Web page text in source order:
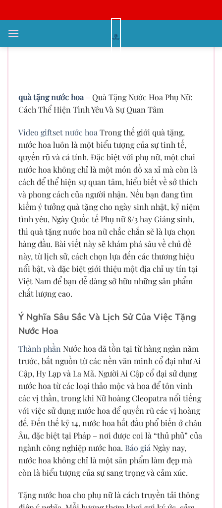
qua
nội
Hướng Dẫn Chọn Quà Tặng Nước
quà tặng nước hoa– Quà Tặng Nước Hoa Phụ Nữ:
Cách Thể Hiện Tình Yêu Và Sự Quan Tâm
Video giftset nước hoa Trong thế giới quà tặng,
nước hoa luôn là một biểu tượng của sự tinh tế,
quyến rũ và cá tính. Đặc biệt với phụ nữ, một chai
nước hoa không chỉ là một món đồ xa xỉ mà còn là
cách để thể hiện sự quan tâm, hiểu biết về sở thích
và phong cách của người nhận. Nếu bạn đang tìm
kiếm ý tưởng quà tặng cho ngày sinh nhật, kỷ niệm
tình yêu, Ngày Quốc tế Phụ nữ 8/3 hay Giáng sinh,
thì quà tặng nước hoa nữ chắc chắn sẽ là lựa chọn
hàng đầu. Bài viết này sẽ khám phá sâu về chủ đề
này, từ lịch sử, cách chọn lựa đến các thương hiệu
nổi bật, và đặc biệt giới thiệu một địa chỉ uy tín tại
Việt Nam để bạn dễ dàng sở hữu những sản phẩm
chất lượng cao.
Ý Nghĩa Sâu Sắc Và Lịch Sử Của Việc Tặng
Nước Hoa
Thành phần Nước hoa đã tồn tại từ hàng ngàn năm
trước, bắt nguồn từ các nền văn minh cổ đại như Ai
Cập, Hy Lạp và La Mã. Người Ai Cập cổ đại sử dụng
nước hoa từ các loại thảo mộc và hoa để tôn vinh
các vị thần, trong khi Nữ hoàng Cleopatra nổi tiếng
với việc sử dụng nước hoa để quyến rũ các vị hoàng
đế. Đến thế kỷ 14, nước hoa bắt đầu phổ biến ở châu
Âu, đặc biệt tại Pháp – nơi được coi là “thủ phủ” của
ngành công nghiệp nước hoa. Báo giá Ngày nay,
nước hoa không chỉ là một sản phẩm làm đẹp mà
còn là biểu tượng của sự sang trọng và cảm xúc.
Tặng nước hoa cho phụ nữ là cách truyền tải thông